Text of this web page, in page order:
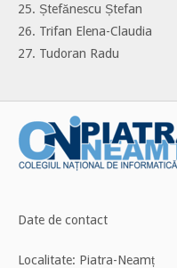
25. Ștefănescu Ștefan
26. Trifan Elena-Claudia
27. Tudoran Radu
Date de contact
Localitate: Piatra-Neamț